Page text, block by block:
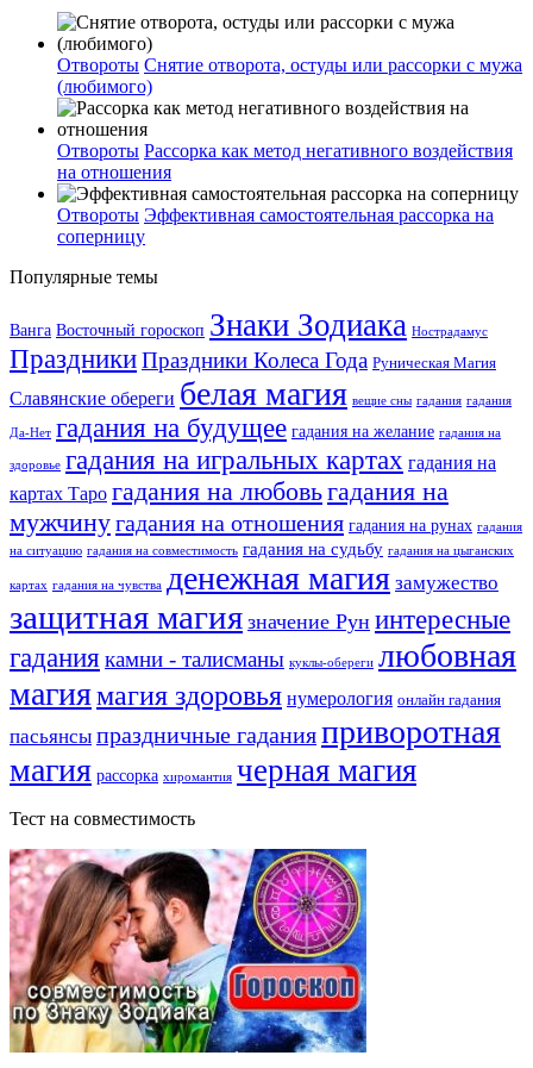
Отвороты Снятие отворота, остуды или рассорки с мужа
(любимого)
Отвороты Рассорка как метод негативного воздействия
на отношения
Отвороты Эффективная самостоятельная рассорка на
соперницу
Популярные темы
Ванга Восточный гороскоп Знаки Зодиака Нострадамус
ПраздникиПраздники Колеса Года Руническая Магия
Славянские обереги белая магия вещие сны гадания гадания
Да-Нет гадания на будущее гадания на желание гадания на
здоровье гадания на игральных картах гадания на
картах Таро гадания на любовьгадания на
мужчинугадания на отношения гадания на рунах гадания
на ситуацию гадания на совместимость гадания на судьбу гадания на цыганских
картах гадания на чувства денежная магия замужество
защитная магия значение Рун интересные
гадания камни - талисманы куклы-обереги любовная
магиямагия здоровья нумерология онлайн гадания
пасьянсы праздничные гаданияприворотная
магия рассорка хиромантия черная магия
Тест на совместимость